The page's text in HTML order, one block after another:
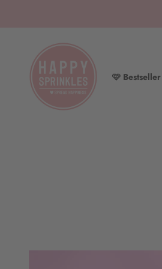
🩷 Bestseller
HAPPY SPRINKLES | D2C